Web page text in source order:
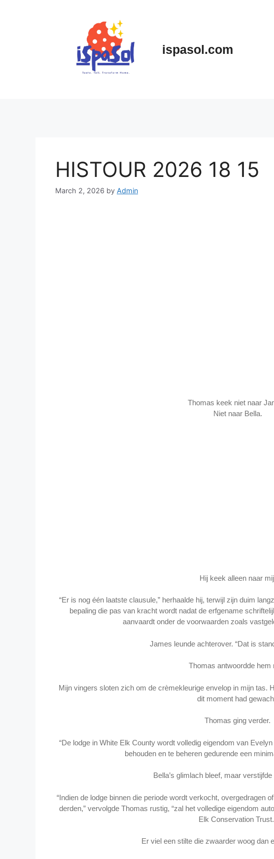
ispasol.com
HISTOUR 2026 18 15
March 2, 2026 by Admin
Thomas keek niet naar
Niet naar Bella.
Hij keek alleen naar
“Er is nog één laatste clausule,” herhaalde hij, terwijl zijn duim
bepaling die pas van kracht wordt nadat de erfgename
aanvaardt onder de voorwaarden zoals
James leunde achterover. “Dat is
Thomas antwoordde hem
Mijn vingers sloten zich om de crèmekleurige envelop in mijn tas.
dit moment had
Thomas ging verder.
“De lodge in White Elk County wordt volledig eigendom van
behouden en te beheren gedurende een
Bella’s glimlach bleef, maar
“Indien de lodge binnen die periode wordt verkocht, overgedragen
derden,” vervolgde Thomas rustig, “zal het volledige eigendom
Elk Conservation
Er viel een stilte die zwaarder woog dan